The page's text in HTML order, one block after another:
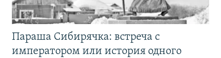
Параша Сибирячка: встреча с
императором или история одного